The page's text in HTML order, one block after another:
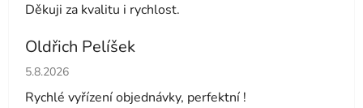
Děkuji za kvalitu i rychlost.
Oldřich Pelíšek
Hodnocení obchodu je 5 z 5 hvězdiček.
5.8.2026
Rychlé vyřízení objednávky, perfektní !